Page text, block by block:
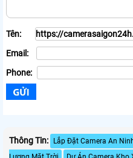
Tên:
Email:
Phone:
Thông Tin: Lắp Đặt Camera An